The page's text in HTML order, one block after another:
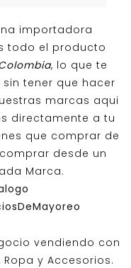
importadora
todo el producto
, lo que te
sin tener que hacer
marcas aqui
directamente a tu
que comprar de
desde un
Marca.
vendiendo con
y Accesorios.